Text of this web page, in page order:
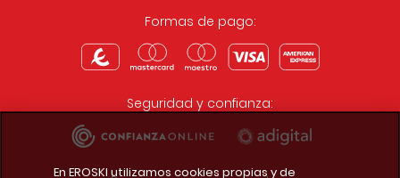
Formas de pago:
Seguridad y confianza:
En EROSKI utilizamos cookies propias y de